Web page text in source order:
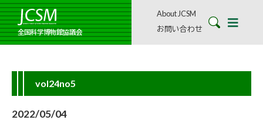
全国科学博物館協議会
About JCSM
お問い合わせ
vol24no5
2022/05/04